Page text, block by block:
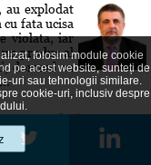
au explodat
fata ucisa
violata, iar
un produs al
domnul cu
Partida încă se
folosim module cookie
pe acest website, sunteți de
uri sau tehnologii similare.
cookie-uri, inclusiv despre